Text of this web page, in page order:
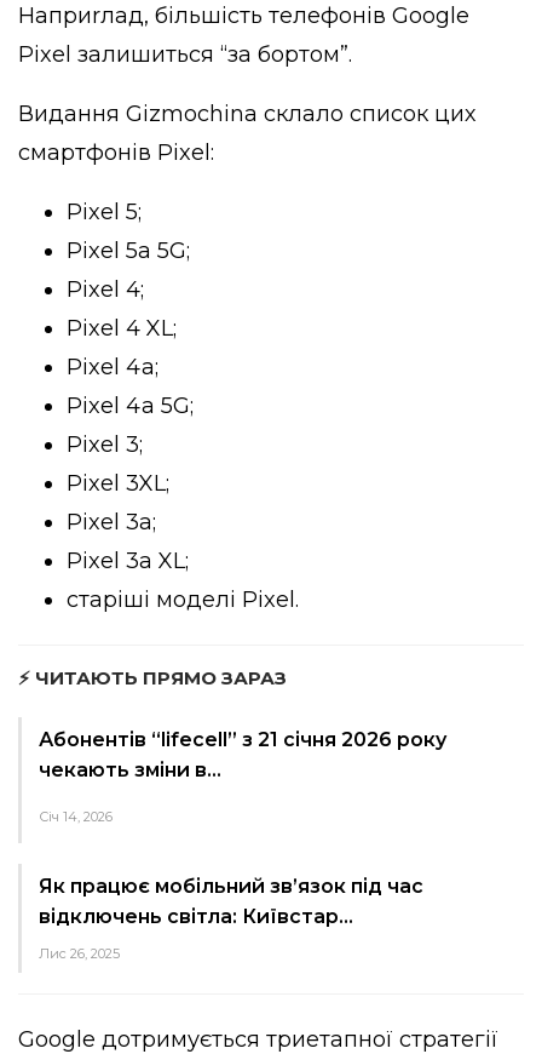
Наприrлад, більшість телефонів Google
Pixel залишиться “за бортом”.
Видання Gizmochina склало список цих
смартфонів Pixel:
Pixel 5;
Pixel 5a 5G;
Pixel 4;
Pixel 4 XL;
Pixel 4a;
Pixel 4a 5G;
Pixel 3;
Pixel 3XL;
Pixel 3a;
Pixel 3a XL;
cтаріші моделі Pixel.
⚡ ЧИТАЮТЬ ПРЯМО ЗАРАЗ
Абонентів “lifecell” з 21 січня 2026 року
чекають зміни в…
Січ 14, 2026
Як працює мобільний зв’язок під час
відключень світла: Київстар…
Лис 26, 2025
Google дотримується триетапної стратегії